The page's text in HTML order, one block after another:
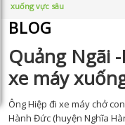
xuống vực sâu
BLOG
Quảng Ngãi
xe máy
Ông Hiệp đi xe máy chở
Hành Đức (huyện Nghĩa